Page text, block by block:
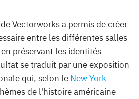
Vectorworks a permis de créer
entre les différentes salles
préservant les identités
se traduit par une exposition
qui, selon le New York
de l'histoire américaine